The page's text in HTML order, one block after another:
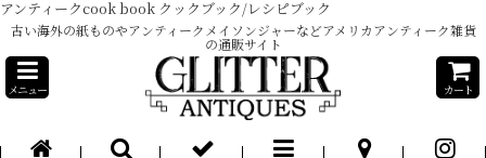
アンティークcook book クックブック/レシピブック
古い海外の紙ものやアンティークメイソンジャーなどアメリカアンティーク雑貨
の通販サイト
メニュー カート